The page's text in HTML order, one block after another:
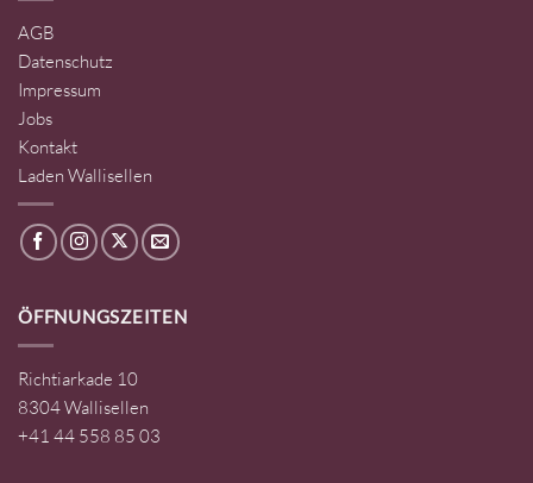
AGB
Datenschutz
Impressum
Jobs
Kontakt
Laden Wallisellen
ÖFFNUNGSZEITEN
Richtiarkade 10
8304 Wallisellen
+41 44 558 85 03